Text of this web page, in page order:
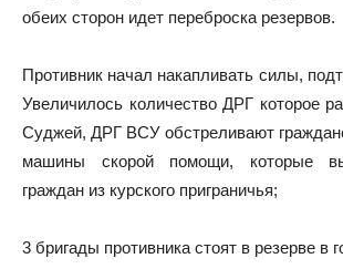
обеих сторон идет переброска резервов.
Противник начал накапливать силы,
Увеличилось количество ДРГ которое
Суджей, ДРГ ВСУ обстреливают
машины скорой помощи, которые
граждан из курского приграничья;
3 бригады противника стоят в резерве в